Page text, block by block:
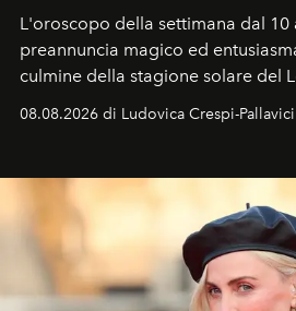
L'oroscopo della settimana dal 10
preannuncia magico ed
culmine della stagione solare del
favorevole della Luna nuova in
ideale per la notte delle Perseidi.
08.08.2026 di Ludovica Crespi-